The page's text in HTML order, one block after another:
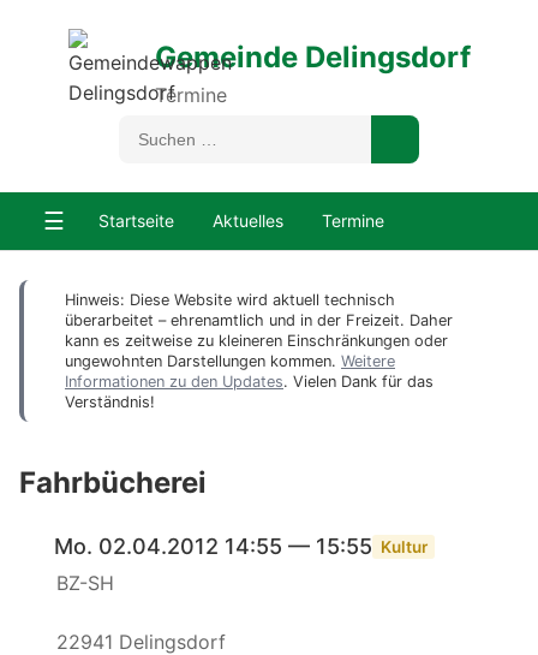
Gemeinde Delingsdorf
Termine
☰ Startseite Aktuelles Termine
Hinweis: Diese Website wird aktuell technisch
überarbeitet – ehrenamtlich und in der Freizeit. Daher
kann es zeitweise zu kleineren Einschränkungen oder
ungewohnten Darstellungen kommen. Weitere
Informationen zu den Updates. Vielen Dank für das
Verständnis!
Fahrbücherei
Mo. 02.04.2012 14:55 — 15:55 Kultur
BZ-SH
22941 Delingsdorf